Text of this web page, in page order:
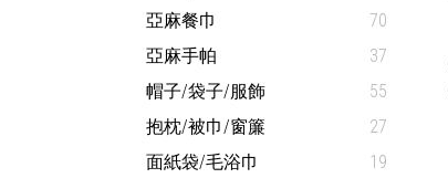
亞麻餐巾
70
亞麻手帕
37
帽子/袋子/服飾
55
抱枕/被巾/窗簾
27
面紙袋/毛浴巾
19